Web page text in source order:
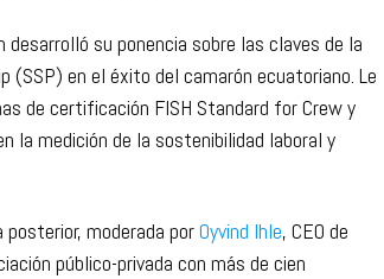
desarrolló su ponencia sobre las claves de la
(SSP) en el éxito del camarón ecuatoriano. Le
de certificación FISH Standard for Crew y
la medición de la sostenibilidad laboral y
posterior, moderada porOyvind Ihle, CEO de
público-privada con más de cien